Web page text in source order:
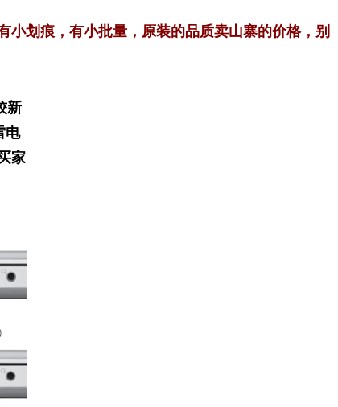
小划痕，有小批量，原装的品质卖山寨的价格，别
新
电
家